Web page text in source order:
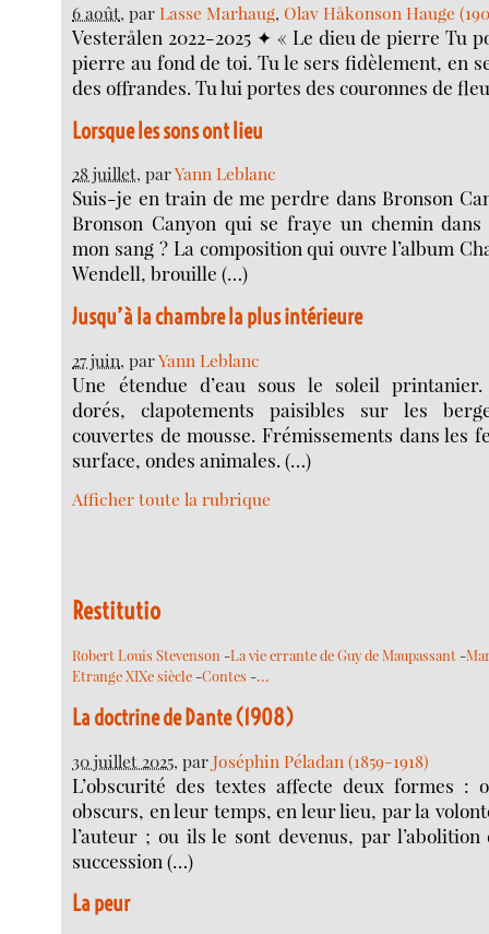
6 août, parLasse Marhaug,Olav Håkonson Hauge
Vesterålen 2022-2025 ✦ « Le dieu de pierre Tu
pierre au fond de toi. Tu le sers fidèlement, en
des offrandes. Tu lui portes des couronnes de
Lorsque les sons ont lieu
28 juillet, parYann Leblanc
Suis-je en train de me perdre dans Bronson
Bronson Canyon qui se fraye un chemin
mon sang ? La composition qui ouvre l’album
Wendell, brouille (…)
Jusqu’à la chambre la plus intérieure
27 juin, parYann Leblanc
Une étendue d’eau sous le soleil printanier.
dorés, clapotements paisibles sur les
couvertes de mousse. Frémissements dans les
surface, ondes animales. (…)
Afficher toute la rubrique
Restitutio
Robert Louis Stevenson -La vie errante de Guy de Maupassant -
Etrange XIXe siècle -Contes -…
La doctrine de Dante (1908)
30 juillet 2025, parJoséphin Péladan (1859-1918)
L’obscurité des textes affecte deux formes :
obscurs, en leur temps, en leur lieu, par la
l’auteur ; ou ils le sont devenus, par
succession (…)
La peur